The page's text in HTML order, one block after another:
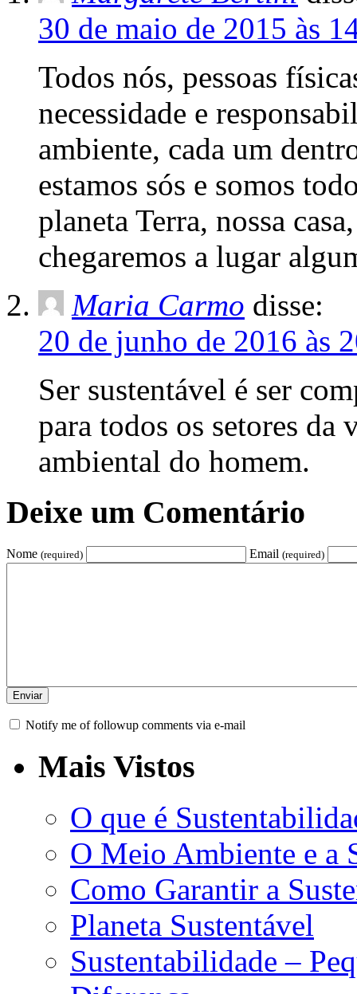
30 de maio de 2015 às
Todos nós, pessoas
necessidade e
ambiente, cada um
estamos sós e somos
planeta Terra, nossa
chegaremos a lugar
Maria Carmo disse:
20 de junho de 2016 às
Ser sustentável é ser
para todos os setores
ambiental do homem.
Deixe um Comentário
Nome (required) Email (required)
Notify me of followup comments via e-mail
Mais Vistos
O que é
O Meio Ambiente e a
Como Garantir a
Planeta Sustentável
Sustentabilidade –